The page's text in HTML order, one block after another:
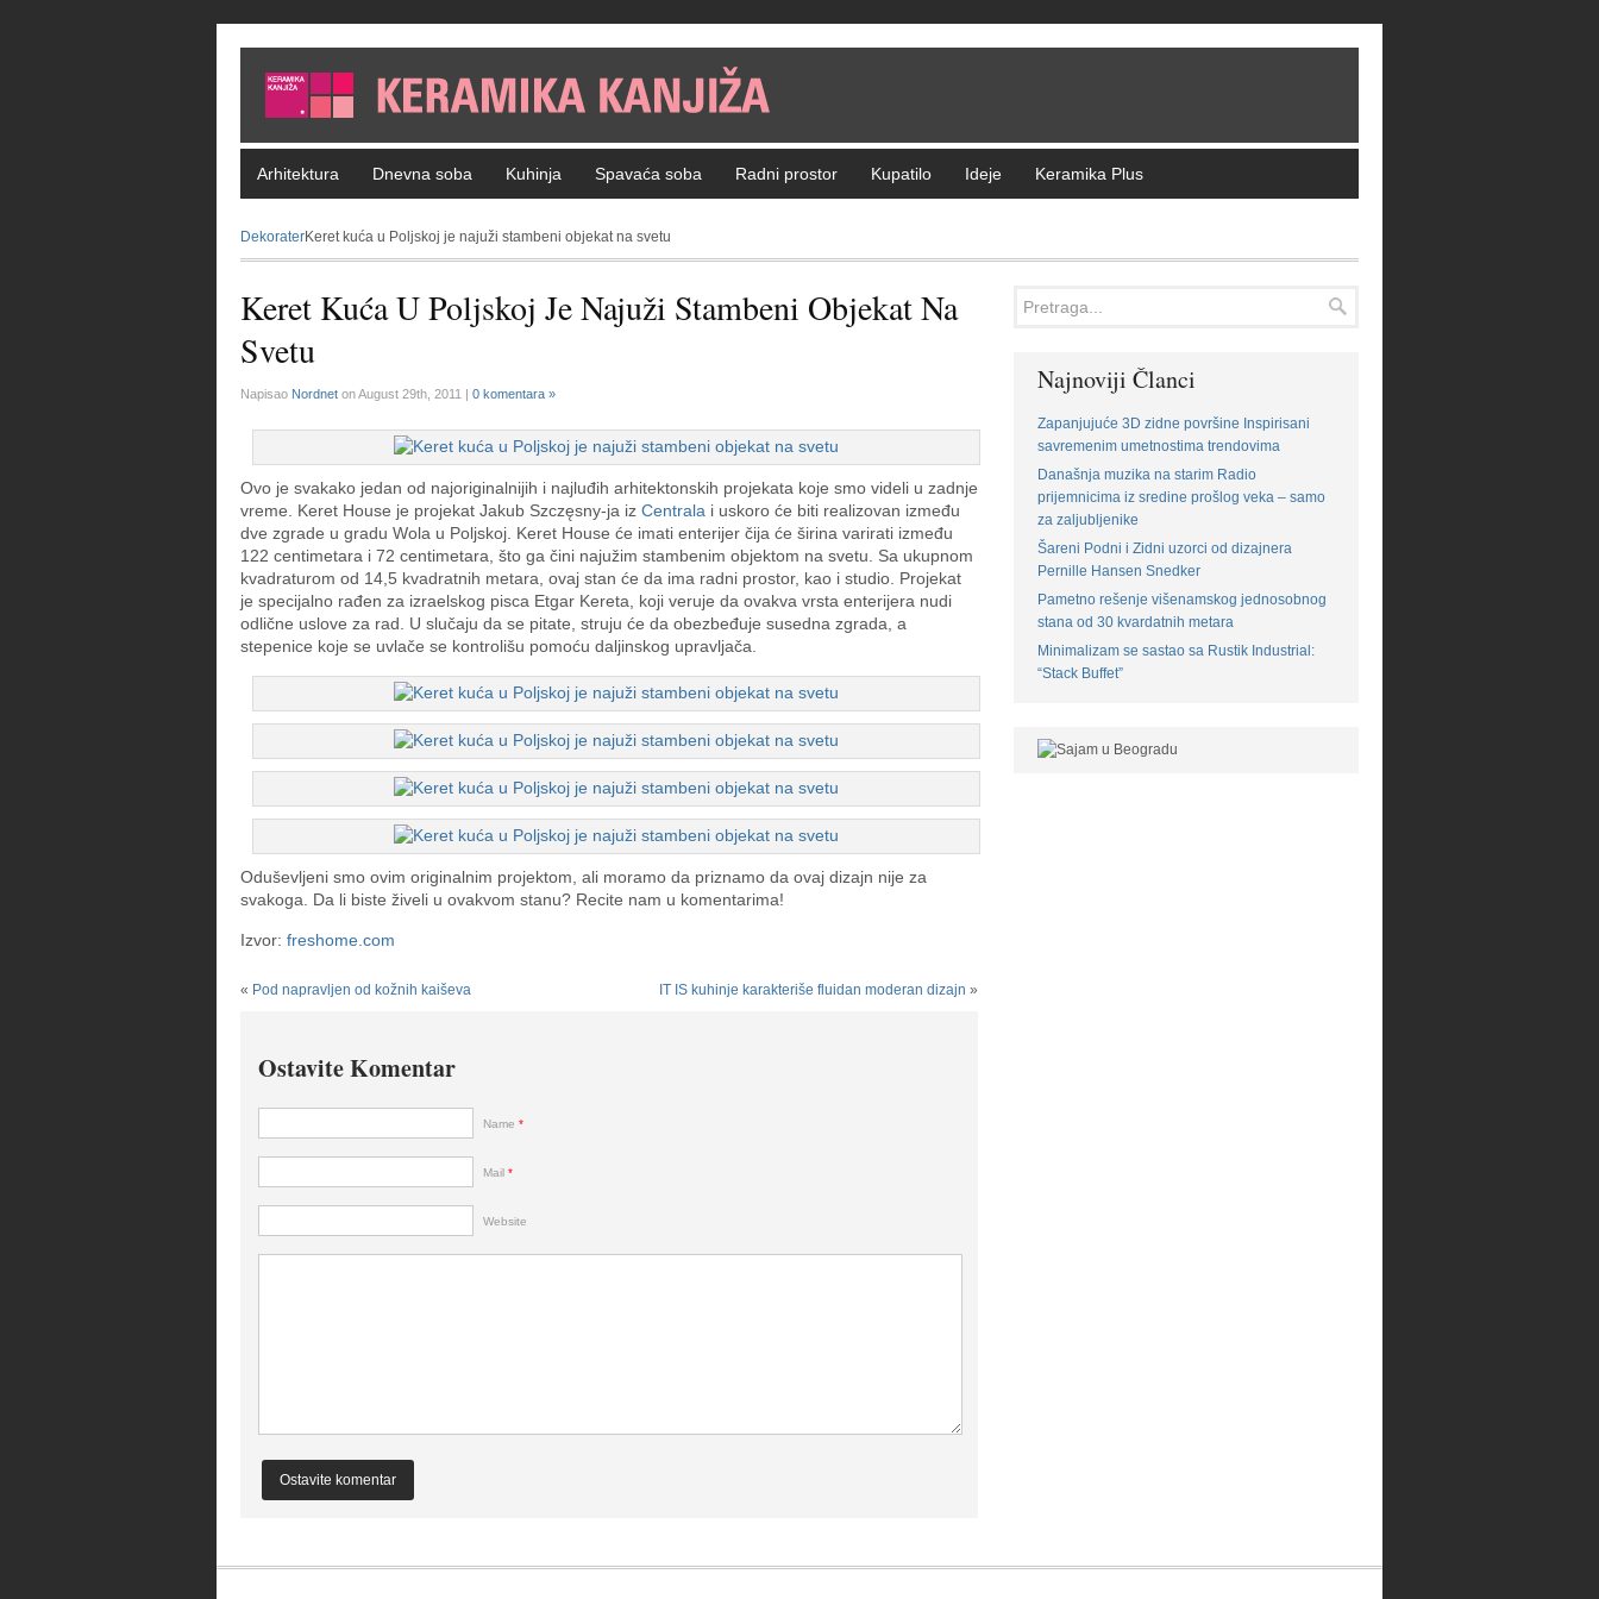
Arhitektura Dnevna soba Kuhinja Spavaća soba Radni prostor Kupatilo Ideje Keramika Plus
DekoraterKeret kuća u Poljskoj je najuži stambeni objekat na svetu
Keret Kuća U Poljskoj Je Najuži Stambeni Objekat Na
Svetu
Napisao Nordnet on August 29th, 2011 | 0 komentara »
Ovo je svakako jedan od najoriginalnijih i najluđih arhitektonskih projekata koje smo videli u zadnje
vreme. Keret House je projekat Jakub Szczęsny-ja iz Centrala i uskoro će biti realizovan između
dve zgrade u gradu Wola u Poljskoj. Keret House će imati enterijer čija će širina varirati između
122 centimetara i 72 centimetara, što ga čini najužim stambenim objektom na svetu. Sa ukupnom
kvadraturom od 14,5 kvadratnih metara, ovaj stan će da ima radni prostor, kao i studio. Projekat
je specijalno rađen za izraelskog pisca Etgar Kereta, koji veruje da ovakva vrsta enterijera nudi
odlične uslove za rad. U slučaju da se pitate, struju će da obezbeđuje susedna zgrada, a
stepenice koje se uvlače se kontrolišu pomoću daljinskog upravljača.
Oduševljeni smo ovim originalnim projektom, ali moramo da priznamo da ovaj dizajn nije za
svakoga. Da li biste živeli u ovakvom stanu? Recite nam u komentarima!
Izvor: freshome.com
« Pod napravljen od kožnih kaiševa IT IS kuhinje karakteriše fluidan moderan dizajn »
Ostavite Komentar
Name *
Mail *
Website
Najnoviji Članci
Zapanjujuće 3D zidne površine Inspirisani
savremenim umetnostima trendovima
Današnja muzika na starim Radio
prijemnicima iz sredine prošlog veka – samo
za zaljubljenike
Šareni Podni i Zidni uzorci od dizajnera
Pernille Hansen Snedker
Pametno rešenje višenamskog jednosobnog
stana od 30 kvardatnih metara
Minimalizam se sastao sa Rustik Industrial:
“Stack Buffet”